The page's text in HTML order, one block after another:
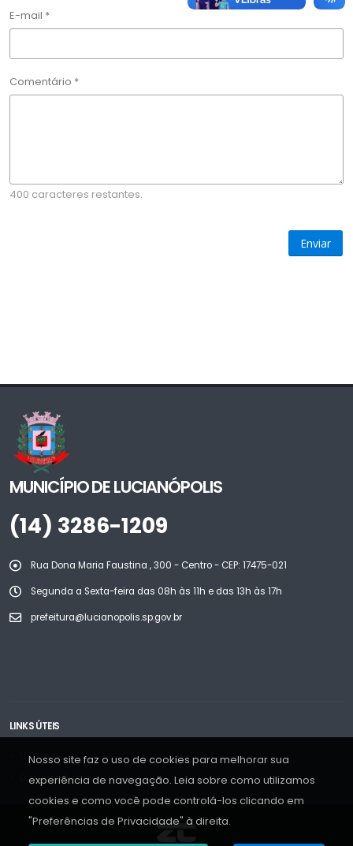
E-mail *
Comentário *
400 caracteres restantes.
Enviar
MUNICÍPIO DE LUCIANÓPOLIS
(14) 3286-1209
Rua Dona Maria Faustina , 300 - Centro - CEP: 17475-021
Segunda a Sexta-feira das 08h às 11h e das 13h às 17h
prefeitura@lucianopolis.sp.gov.br
LINKS ÚTEIS
Câmara
Documentos
Nosso site faz o uso de cookies para melhorar sua
experiência de navegação. Leia sobre como utilizamos
cookies e como você pode controlá-los clicando em
"Preferências de Privacidade" à direita.